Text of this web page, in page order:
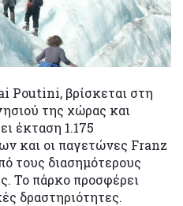
Poutini, βρίσκεται στη
της χώρας και
έκταση 1.175
και οι παγετώνες Franz
τους διασημότερους
Το πάρκο προσφέρει
δραστηριότητες.